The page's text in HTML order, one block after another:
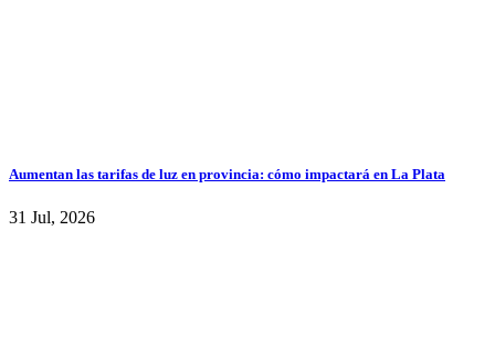
Aumentan las tarifas de luz en provincia: cómo impactará en La Plata
31 Jul, 2026